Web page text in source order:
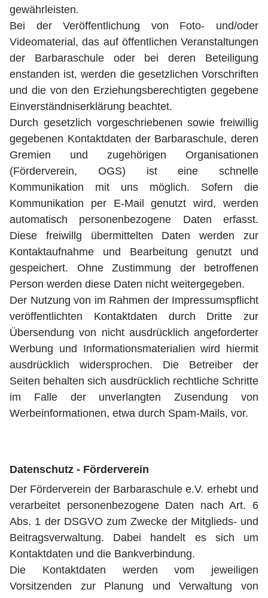
gewährleisten.
Bei der Veröffentlichung von Foto- und/oder
Videomaterial, das auf öffentlichen Veranstaltungen
der Barbaraschule oder bei deren Beteiligung
enstanden ist, werden die gesetzlichen Vorschriften
und die von den Erziehungsberechtigten gegebene
Einverständniserklärung beachtet.
Durch gesetzlich vorgeschriebenen sowie freiwillig
gegebenen Kontaktdaten der Barbaraschule, deren
Gremien und zugehörigen Organisationen
(Förderverein, OGS) ist eine schnelle
Kommunikation mit uns möglich. Sofern die
Kommunikation per E-Mail genutzt wird, werden
automatisch personenbezogene Daten erfasst.
Diese freiwillg übermittelten Daten werden zur
Kontaktaufnahme und Bearbeitung genutzt und
gespeichert. Ohne Zustimmung der betroffenen
Person werden diese Daten nicht weitergegeben.
Der Nutzung von im Rahmen der Impressumspflicht
veröffentlichten Kontaktdaten durch Dritte zur
Übersendung von nicht ausdrücklich angeforderter
Werbung und Informationsmaterialien wird hiermit
ausdrücklich widersprochen. Die Betreiber der
Seiten behalten sich ausdrücklich rechtliche Schritte
im Falle der unverlangten Zusendung von
Werbeinformationen, etwa durch Spam-Mails, vor.
Datenschutz - Förderverein
Der Förderverein der Barbaraschule e.V. erhebt und
verarbeitet personenbezogene Daten nach Art. 6
Abs. 1 der DSGVO zum Zwecke der Mitglieds- und
Beitragsverwaltung. Dabei handelt es sich um
Kontaktdaten und die Bankverbindung.
Die Kontaktdaten werden vom jeweiligen
Vorsitzenden zur Planung und Verwaltung von